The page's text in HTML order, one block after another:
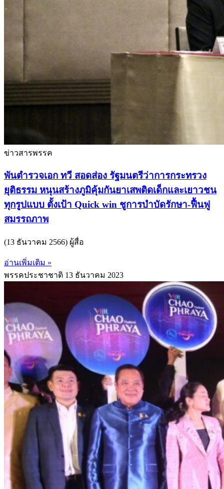
ข่าวสารพรรค
พันตำรวจเอก ทวี สอดส่อง รัฐมนตรีว่าการกระทรวง
ยุติธรรม หนุนสร้างภูมิคุ้มกันยาเสพติดเด็กและเยาวชน
ทุกรูปแบบ ตั้งเป้า Quick win ชูการบำบัดรักษา-ฟื้นฟู
สมรรถภาพ
(13 ธันวาคม 2566) ผู้สื่อ
อ่านเพิ่มเติม »
พรรคประชาชาติ 13 ธันวาคม 2023